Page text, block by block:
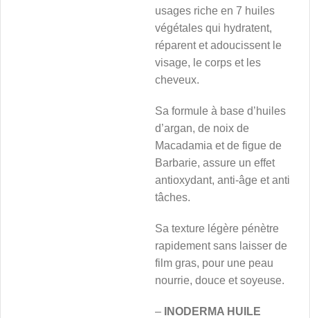
usages riche en 7 huiles
végétales qui hydratent,
réparent et adoucissent le
visage, le corps et les
cheveux.
Sa formule à base d’huiles
d’argan, de noix de
Macadamia et de figue de
Barbarie, assure un effet
antioxydant, anti-âge et anti
tâches.
Sa texture légère pénètre
rapidement sans laisser de
film gras, pour une peau
nourrie, douce et soyeuse.
–
INODERMA HUILE